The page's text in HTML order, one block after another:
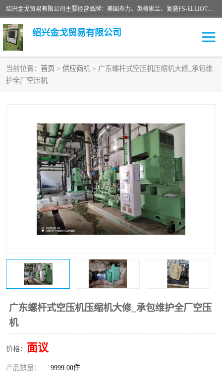
绍兴金戈贸易有限公司主要经营品牌：美国寿力、英格索兰、复盛FS-ELLIOTT，库伯COOPER、阿特拉斯等品牌空压机及配件销售；承接全厂空气压缩机管理、维护保养；节能改造；气体干燥机销售、维护、维修、保养。销售各种品牌空压机空气滤芯、油滤芯、油气分离器；精密过滤器滤芯；除油雾滤芯；抽真空滤芯，消音器，疏水器。劳务承接：全厂空压机维修保养工程，安装工程；移机或汰换工程；节能改造工程等。
绍兴金戈贸易有限公司
当前位置： 首页 > 供应商机 > 广东螺杆式空压机压缩机大修_承包维
护全厂空压机
广东螺杆式空压机压缩机大修_承包维护全厂空压
机
价格： 面议
产品数量： 9999.00件
二手空压机
中车鼓风机 闽台富源特种陶瓷
美国寿力空压机零部件 英格索兰离心机空滤芯
英格索兰COOPER离心机 库伯卡麦隆离心机零件
微电脑控制器 离心式压缩机高速转子组
复盛离心机零件 中冷耐高温气侧密封胶垫
冷却器 复盛FS-elliott离心机零件
CAMERON空压机维修 CAMERON空压机显示屏